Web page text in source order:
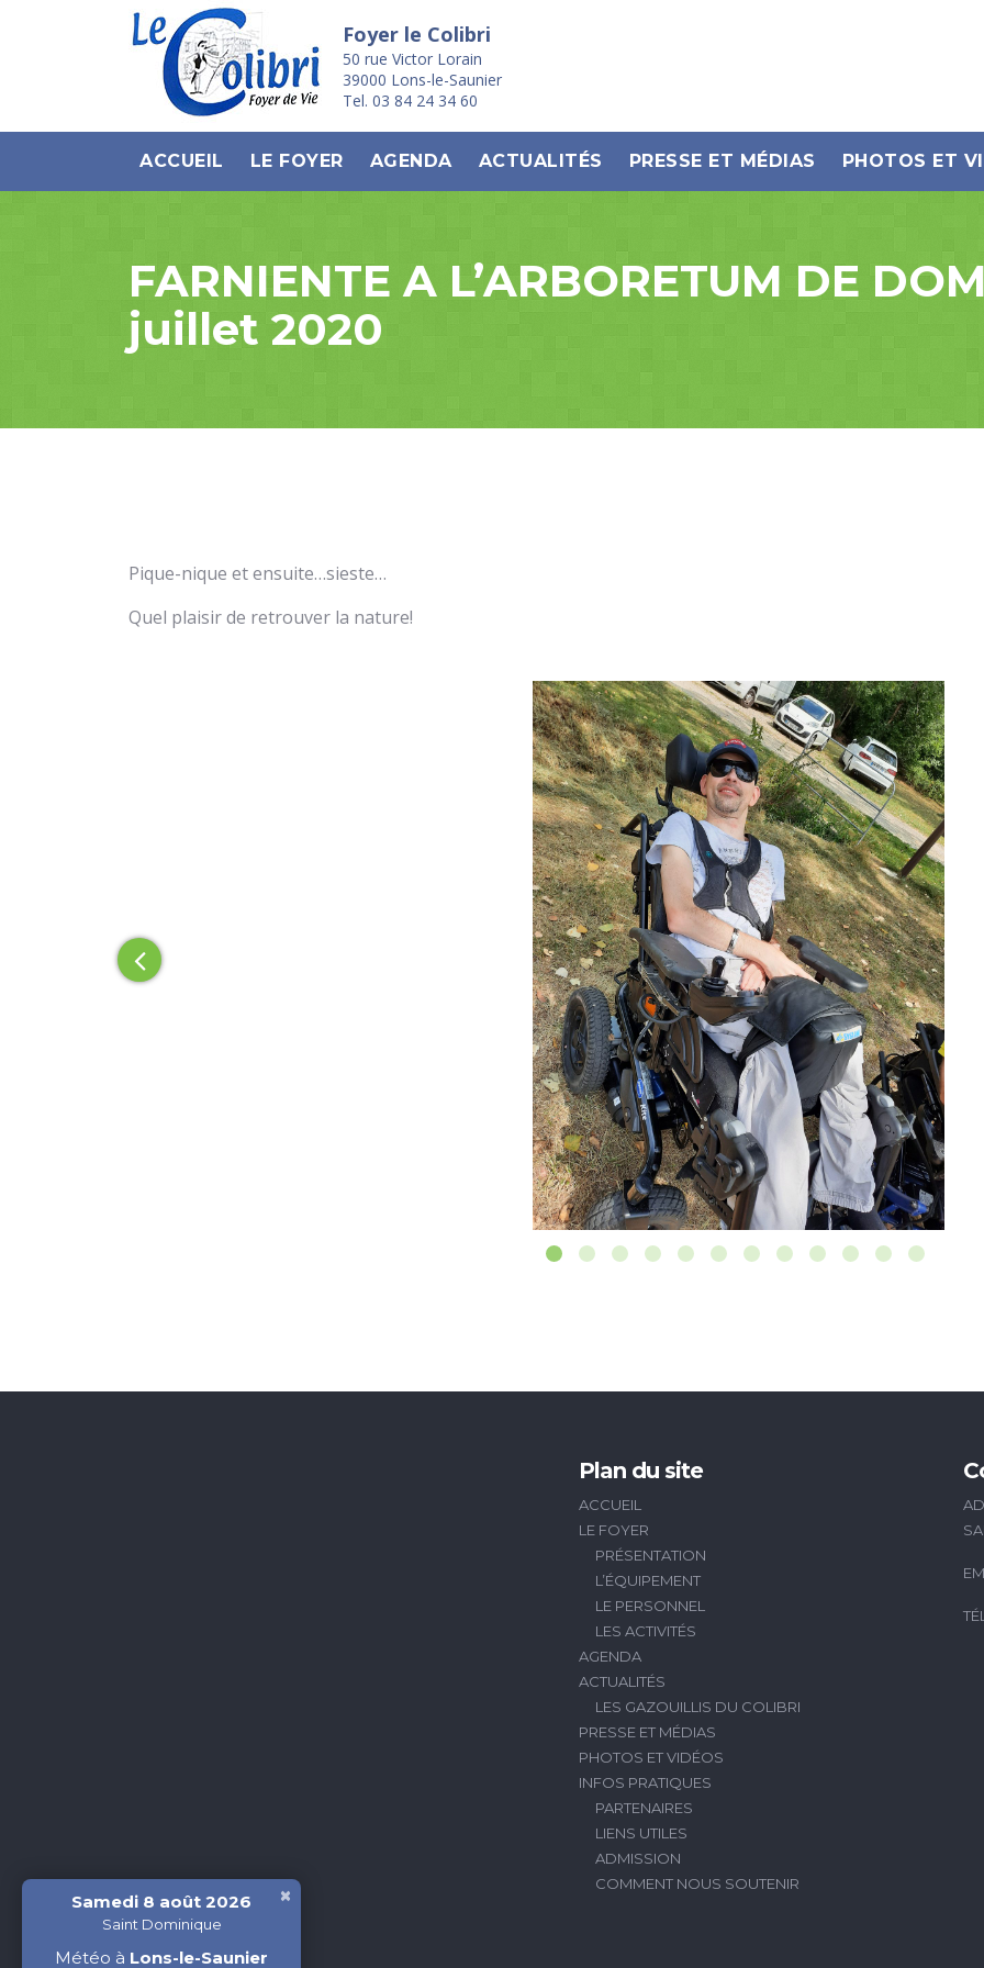
Foyer le Colibri
50 rue Victor Lorain
39000 Lons-le-Saunier
Tel. 03 84 24 34 60
ACCUEIL LE FOYER AGENDA ACTUALITÉS PRESSE ET MÉDIAS PHOTOS ET
FARNIENTE A L’ARBORETUM DE
juillet 2020
Pique-nique et ensuite…sieste…
Quel plaisir de retrouver la nature!
Plan du site
ACCUEIL
LE FOYER
PRÉSENTATION
L’ÉQUIPEMENT
LE PERSONNEL
LES ACTIVITÉS
AGENDA
ACTUALITÉS
LES GAZOUILLIS DU COLIBRI
PRESSE ET MÉDIAS
PHOTOS ET VIDÉOS
INFOS PRATIQUES
PARTENAIRES
LIENS UTILES
ADMISSION
COMMENT NOUS SOUTENIR
Samedi 8 août 2026
Saint Dominique
Météo à Lons-le-Saunier
×